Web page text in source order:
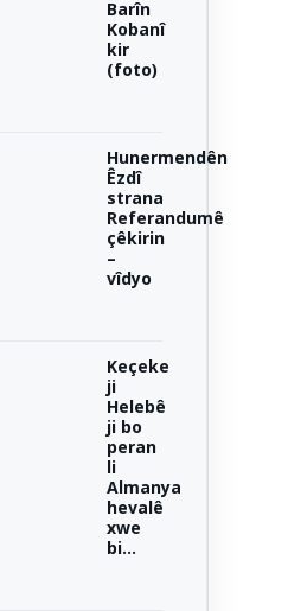
Barîn
Kobanî
kir
(foto)
Hunermendên
Êzdî
strana
Referandumê
çêkirin
–
vîdyo
Keçeke
ji
Helebê
ji bo
peran
li
Almanya
hevalê
xwe
bi...